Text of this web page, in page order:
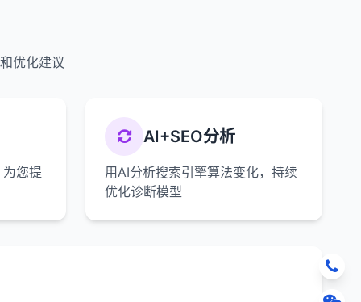
优化建议
您提
AI+SEO分析
用AI分析搜索引擎算法变化，持续
优化诊断模型